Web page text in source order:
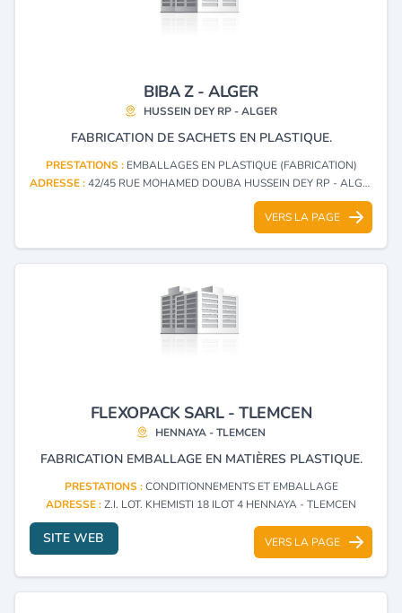
BIBA Z - ALGER
HUSSEIN DEY RP - ALGER
FABRICATION DE SACHETS EN PLASTIQUE.
PRESTATIONS : EMBALLAGES EN PLASTIQUE (FABRICATION)
ADRESSE :42/45 RUE MOHAMED DOUBA HUSSEIN DEY RP - ALGER
VERS LA PAGE
FLEXOPACK SARL - TLEMCEN
HENNAYA - TLEMCEN
FABRICATION EMBALLAGE EN MATIÈRES PLASTIQUE.
PRESTATIONS :CONDITIONNEMENTS ET EMBALLAGE
ADRESSE :Z.I. LOT. KHEMISTI 18 ILOT 4 HENNAYA - TLEMCEN
SITE WEB VERS LA PAGE